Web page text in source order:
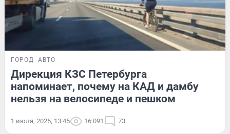
ГОРОД АВТО
Дирекция КЗС Петербурга
напоминает, почему на КАД и дамбу
нельзя на велосипеде и пешком
1 июля, 2025, 13:45 16 091 73